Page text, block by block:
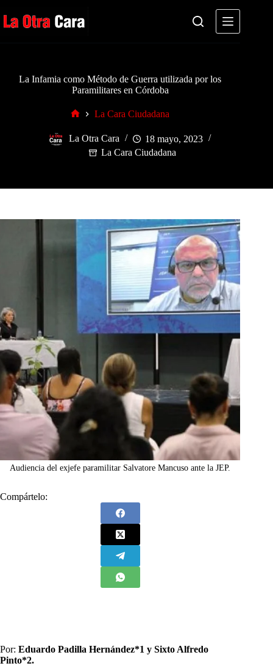
al
contenido
La Infamia como Método de Guerra utilizada por los
Paramilitares en Córdoba
La Cara Ciudadana
La Otra Cara
18 mayo, 2023
La Cara Ciudadana
Audiencia del exjefe paramilitar Salvatore Mancuso ante la JEP.
Compártelo:
Por: Eduardo Padilla Hernández*1 y Sixto Alfredo
Pinto*2.